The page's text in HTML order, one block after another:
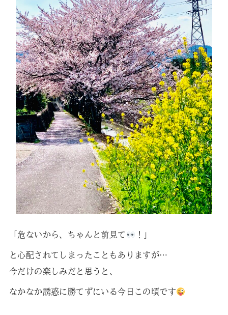
「危ないから、ちゃんと前見て ！」
と心配されてしまったこともありますが…
今だけの楽しみだと思うと、
なかなか誘惑に勝てずにいる今日この頃です